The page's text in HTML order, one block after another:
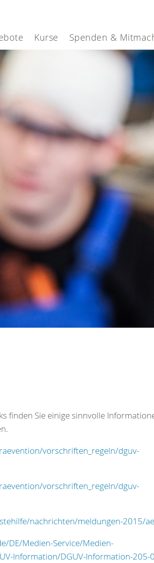
Kurse Spenden &
finden Sie einige sinnvolle
vorschriften_regeln/dguv-
vorschriften_regeln/dguv-
nachrichten/meldungen-2015/
DE/Medien-Service/Medien-
Information/DGUV-Information-205-